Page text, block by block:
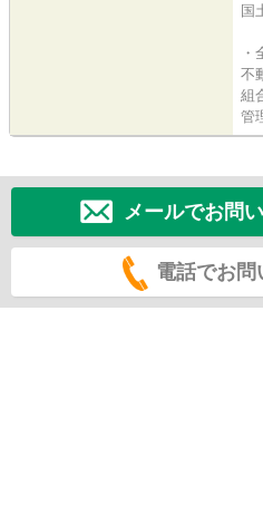
国
・
不
組
管
メールでお問
電話でお問